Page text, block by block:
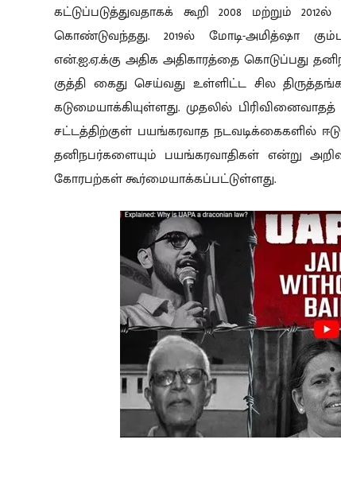
கட்டுப்படுத்துவதாகக் கூறி 2008 மற்றும்
கொண்டுவந்தது. 2019ல் மோடி-அமித்ஷா
என்.ஐ.ஏ.க்கு அதிக அதிகாரத்தை கொடுப்பது
குத்தி கைது செய்வது உள்ளிட்ட சில
கடுமையாக்கியுள்ளது. முதலில்
சட்டத்திற்குள் பயங்கரவாத நடவடிக்கைகளில்
தனிநபர்களையும் பயங்கரவாதிகள் என்று
கோரபற்கள் கூர்மையாக்கப்பட்டுள்ளது.